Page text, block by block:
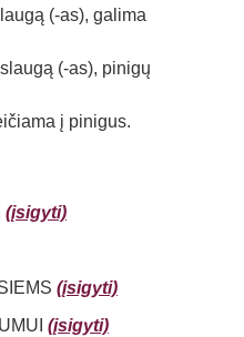
(-as), galima
(-as), pinigų
į pinigus.
(įsigyti)
(įsigyti)
(įsigyti)